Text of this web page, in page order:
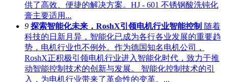
供了高效、便捷的解决方案。HJ - 601 不锈钢酸洗钝化
膏主要适用...
9 探索智能化未来，RoshX引领电机行业智能控制 随着
科技的日新月异，智能化已成为各行各业发展的重要趋
势，电机行业也不例外。作为德国知名电机公司，
RoshX正积极引领电机行业进入智能化时代，致力于推
动智能控制技术的创新与发展。 智能化控制技术的引
入，为电机行业带来了革命性的变革。...